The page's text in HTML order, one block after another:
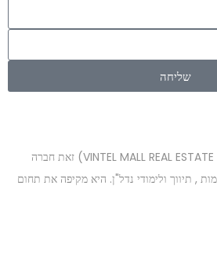
שליחה
וינטל קניון נדל"ן בע"מ (VINTEL MALL REAL ESTATE LTDׁׂ) זאת חברה
, תיווך ולימודי נדל"ן. היא מקיפה את תחום